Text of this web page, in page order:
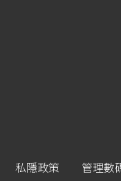
私隱政策 管理數